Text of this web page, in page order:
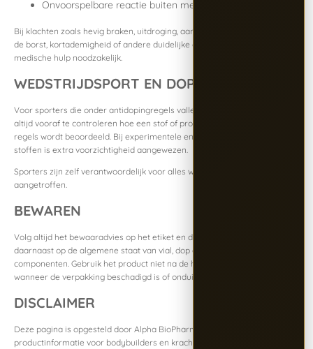
Onvoorspelbare reactie buiten medische begeleiding
Bij klachten zoals hevig braken, uitdroging, aanhoudende buikpijn, pijn op
de borst, kortademigheid of andere duidelijke gezondheidsproblemen is
medische hulp noodzakelijk.
WEDSTRIJDSPORT EN DOPING
Voor sporters die onder antidopingregels vallen, is het verstandig om
altijd vooraf te controleren hoe een stof of product onder de actuele
regels wordt beoordeeld. Bij experimentele en peptide-gerelateerde
stoffen is extra voorzichtigheid aangewezen.
Sporters zijn zelf verantwoordelijk voor alles wat in hun lichaam wordt
aangetroffen.
BEWAREN
Volg altijd het bewaaradvies op het etiket en de verpakking. Let
daarnaast op de algemene staat van vial, dop en meegeleverde
componenten. Gebruik het product niet na de houdbaarheidsdatum of
wanneer de verpakking beschadigd is of onduidelijkheden vertoont.
DISCLAIMER
Deze pagina is opgesteld door Alpha BioPharma als algemene
productinformatie voor bodybuilders en krachtsporters. De inhoud is niet